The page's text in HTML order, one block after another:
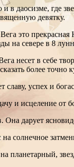
и в даосизме, где
девятку.
это
на севере в 8
несет в себе
более
славу, успех и
и исцеление от
Она дарует
солнечное
планетарный,